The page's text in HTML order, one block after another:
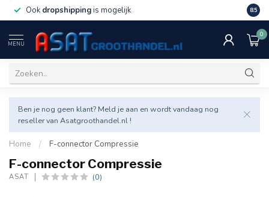
Ook dropshippingis mogelijk Veel
8.5
MENU
0
Ben je nog geen klant? Meld je aan en wordt vandaag nog
reseller van Asatgroothandel.nl !
Home / F-connector Compressie
F-connector Compressie
ASAT (0)